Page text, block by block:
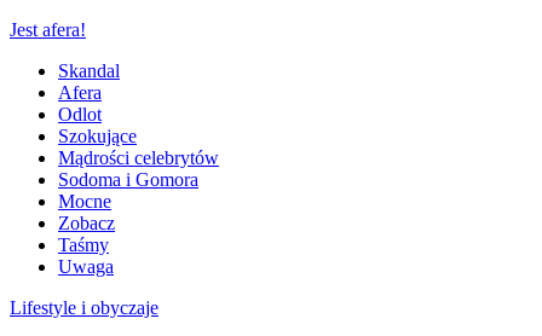
Jest afera!
Skandal
Afera
Odlot
Szokujące
Mądrości celebrytów
Sodoma i Gomora
Mocne
Zobacz
Taśmy
Uwaga
Lifestyle i obyczaje